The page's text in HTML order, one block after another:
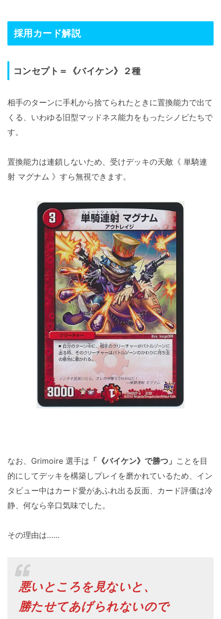
採用カード解説
コンセプト＝《バイケン》２種
相手のターンに手札から捨てられたときに置換能力で出て
くる、いわゆる旧型マッドネス能力をもったシノビたちで
す。
置換能力は連鎖しないため、受けデッキの天敵《 単騎連
射 マグナム 》すら無視できます。
なお、Grimoire 選手は 「《バイケン》で勝つ」 ことを目
的にしてデッキを構築しプレイを磨かれているため、イン
タビュー中はカード愛があふれ出る反面、カード評価は冷
静、何なら辛口気味でした。
その理由は……
悪いところを見ないと、
勝たせてあげられないので